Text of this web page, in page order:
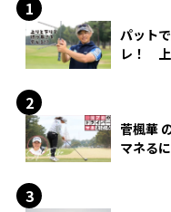
パット
レ！ 上
菅楓華
マネる